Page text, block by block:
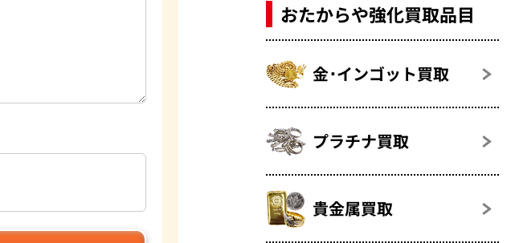
おたからや強化買取品目
金･インゴット買取
プラチナ買取
貴金属買取